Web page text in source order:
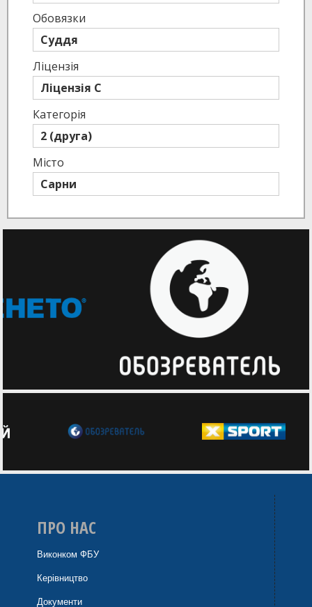
Обовязки
Суддя
Ліцензія
Ліцензія C
Категорія
2 (друга)
Місто
Сарни
ПРО НАС
Виконком ФБУ
Керівництво
Документи